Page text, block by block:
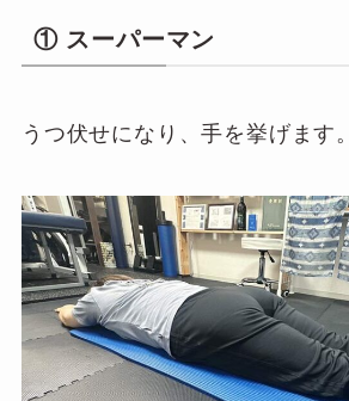
① スーパーマン
うつ伏せになり、手を挙げます。